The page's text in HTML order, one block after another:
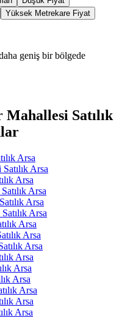
Yüksek Metrekare Fiyat
geniş bir bölgede
Satılık
Arsa
Arsa
Arsa
Arsa
Arsa
Arsa
Arsa
Arsa
Arsa
Arsa
Arsa
Arsa
Arsa
Arsa
Arsa